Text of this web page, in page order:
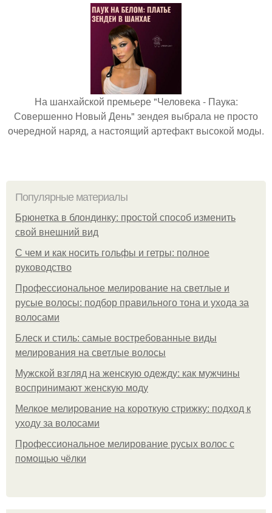
На шанхайской премьере "Человека - Паука:
Совершенно Новый День" зендея выбрала не просто
очередной наряд, а настоящий артефакт высокой моды.
Популярные материалы
Брюнетка в блондинку: простой способ изменить
свой внешний вид
С чем и как носить гольфы и гетры: полное
руководство
Профессиональное мелирование на светлые и
русые волосы: подбор правильного тона и ухода за
волосами
Блеск и стиль: самые востребованные виды
мелирования на светлые волосы
Мужской взгляд на женскую одежду: как мужчины
воспринимают женскую моду
Мелкое мелирование на короткую стрижку: подход к
уходу за волосами
Профессиональное мелирование русых волос с
помощью чёлки